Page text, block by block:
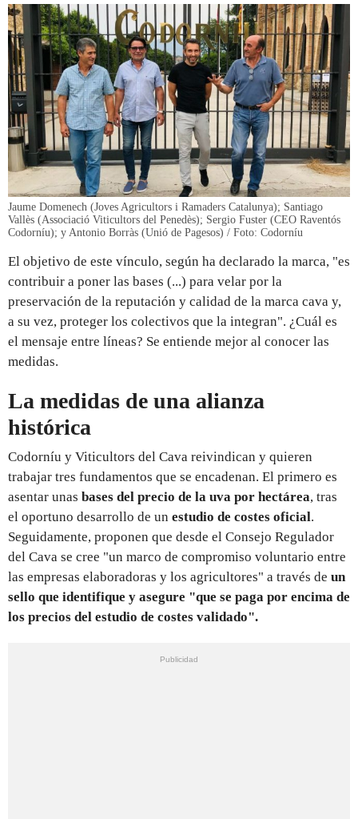
Jaume Domenech (Joves Agricultors i Ramaders Catalunya); Santiago
Vallès (Associació Viticultors del Penedès); Sergio Fuster (CEO Raventós
Codorníu); y Antonio Borràs (Unió de Pagesos) / Foto: Codorníu
El objetivo de este vínculo, según ha declarado la marca, "es
contribuir a poner las bases (...) para velar por la
preservación de la reputación y calidad de la marca cava y,
a su vez, proteger los colectivos que la integran". ¿Cuál es
el mensaje entre líneas? Se entiende mejor al conocer las
medidas.
La medidas de una alianza
histórica
Codorníu y Viticultors del Cava reivindican y quieren
trabajar tres fundamentos que se encadenan. El primero es
asentar unas bases del precio de la uva por hectárea, tras
el oportuno desarrollo de un estudio de costes oficial.
Seguidamente, proponen que desde el Consejo Regulador
del Cava se cree "un marco de compromiso voluntario entre
las empresas elaboradoras y los agricultores" a través de un
sello que identifique y asegure "que se paga por encima de
los precios del estudio de costes validado".